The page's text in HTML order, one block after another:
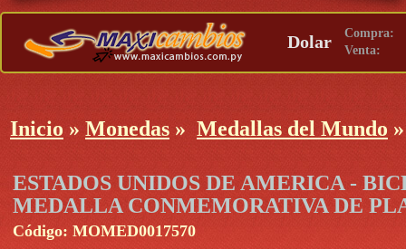
Dolar
Compra:
Venta:
Inicio » Monedas » Medallas del Mundo
ESTADOS UNIDOS DE AMERICA -
MEDALLA CONMEMORATIVA DE
Código: MOMED0017570